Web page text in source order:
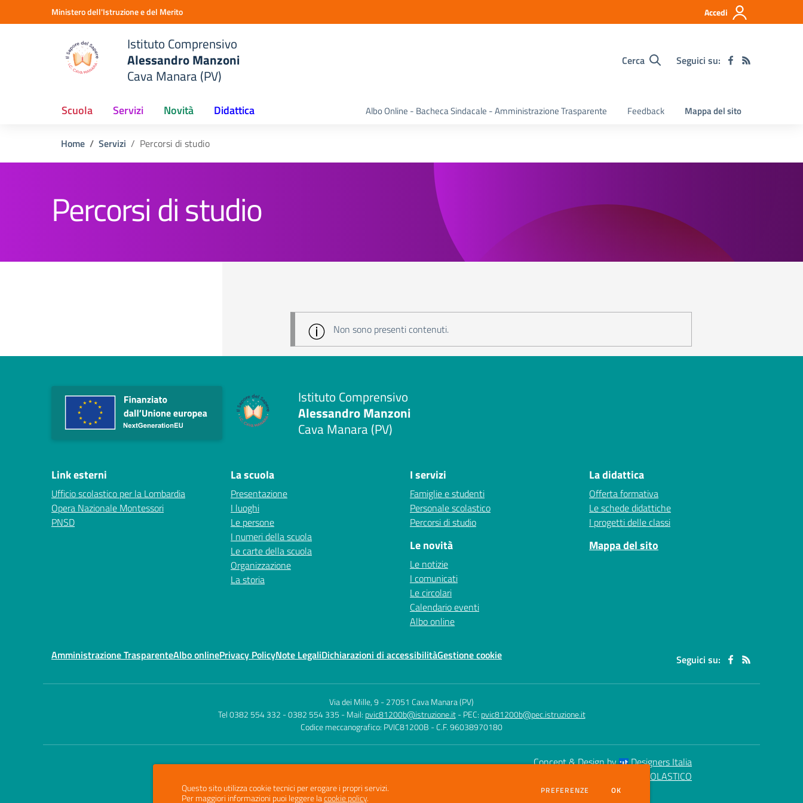
Vai ai contenuti
Vai al menu di navigazioneMinistero dell'Istruzione e del Merito Accedi
Istituto Comprensivo
Alessandro Manzoni
Cava Manara (PV)
Cerca Seguici su:
Scuola Servizi Novità Didattica Albo Online - Bacheca Sindacale - Amministrazione Trasparente Feedback Mappa del sito
Home Servizi Percorsi di studio
Percorsi di studio
Non sono presenti contenuti.
Istituto Comprensivo
Alessandro Manzoni
Cava Manara (PV)
Link esterni
Ufficio scolastico per la Lombardia
Opera Nazionale Montessori
PNSD
La scuola
Presentazione
I luoghi
Le persone
I numeri della scuola
Le carte della scuola
Organizzazione
La storia
I servizi
Famiglie e studenti
Personale scolastico
Percorsi di studio
Le novità
Le notizie
I comunicati
Le circolari
Calendario eventi
Albo online
La didattica
Offerta formativa
Le schede didattiche
I progetti delle classi
Mappa del sito
Amministrazione TrasparenteAlbo onlinePrivacy PolicyNote LegaliDichiarazioni di accessibilitàGestione cookie Seguici su:
Via dei Mille, 9 -27051 Cava Manara (PV)
Tel 0382 554 332 - 0382 554 335 - Mail: pvic81200b@istruzione.it - PEC: pvic81200b@pec.istruzione.it
Codice meccanografico: PVIC81200B - C.F. 96038970180
Concept & Design by
Designers Italia
SCUOLASTICO
Questo sito utilizza cookie tecnici per erogare i propri servizi.
Per maggiori informazioni puoi leggere lacookie policy.
PREFERENZE DEI COOKIE
OK